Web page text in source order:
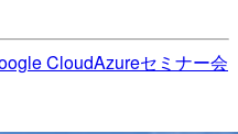
CloudAzureセミナー会